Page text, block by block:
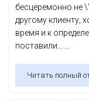
бесцеремонно не
другому клиенту,
время и к
поставили... ...
Читать полный